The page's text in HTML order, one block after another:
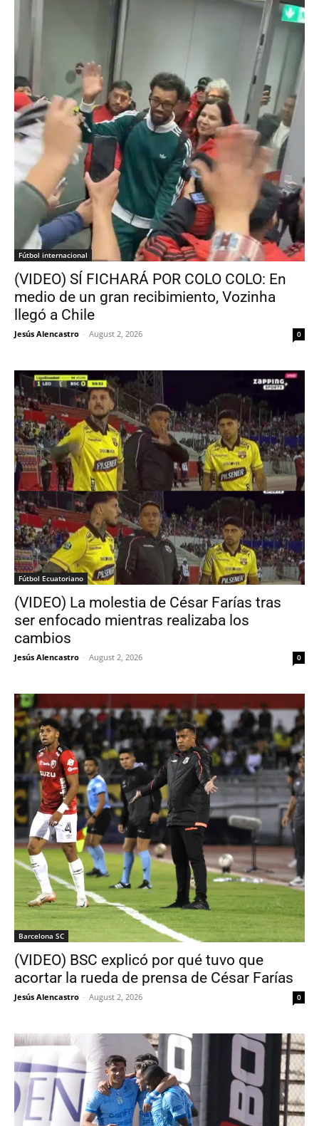
Fútbol internacional
(VIDEO) SÍ FICHARÁ POR COLO COLO: En
medio de un gran recibimiento, Vozinha
llegó a Chile
Jesús Alencastro - August 2, 2026 0
Fútbol Ecuatoriano
(VIDEO) La molestia de César Farías tras
ser enfocado mientras realizaba los
cambios
Jesús Alencastro - August 2, 2026 0
Barcelona SC
(VIDEO) BSC explicó por qué tuvo que
acortar la rueda de prensa de César Farías
Jesús Alencastro - August 2, 2026 0